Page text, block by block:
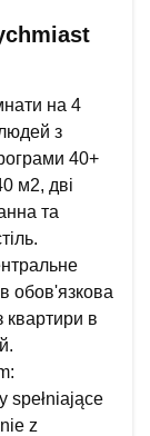
на 4
з
40+
м2, дві
та
обов'язкова
квартири в
spełniające
z